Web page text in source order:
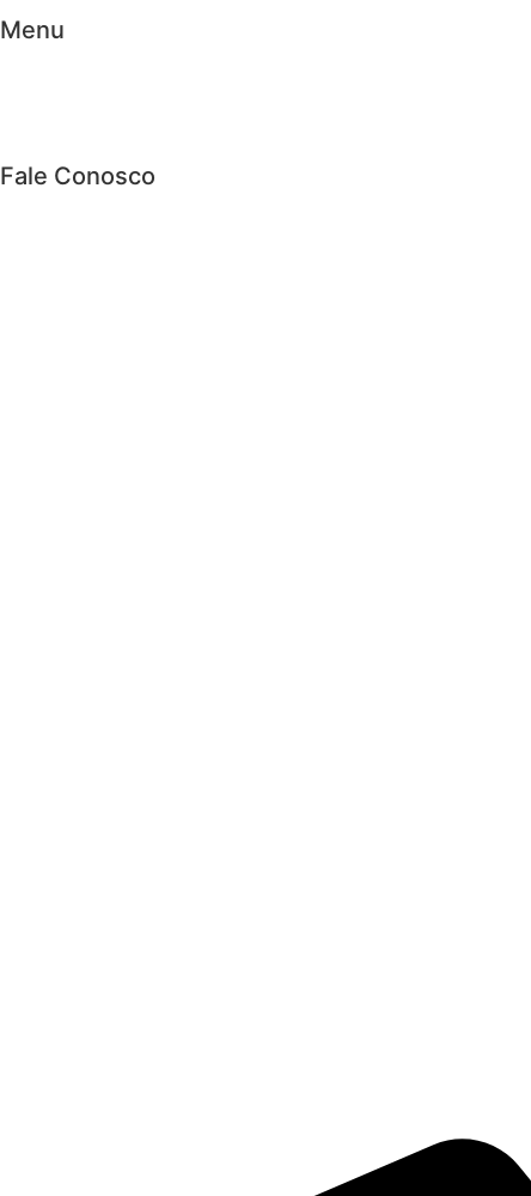
Menu
Fale Conosco